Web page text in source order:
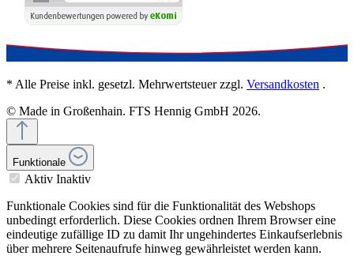
* Alle Preise inkl. gesetzl. Mehrwertsteuer zzgl. Versandkosten .
© Made in Großenhain. FTS Hennig GmbH 2026.
Funktionale
Aktiv Inaktiv
Funktionale Cookies sind für die Funktionalität des Webshops
unbedingt erforderlich. Diese Cookies ordnen Ihrem Browser eine
eindeutige zufällige ID zu damit Ihr ungehindertes Einkaufserlebnis
über mehrere Seitenaufrufe hinweg gewährleistet werden kann.